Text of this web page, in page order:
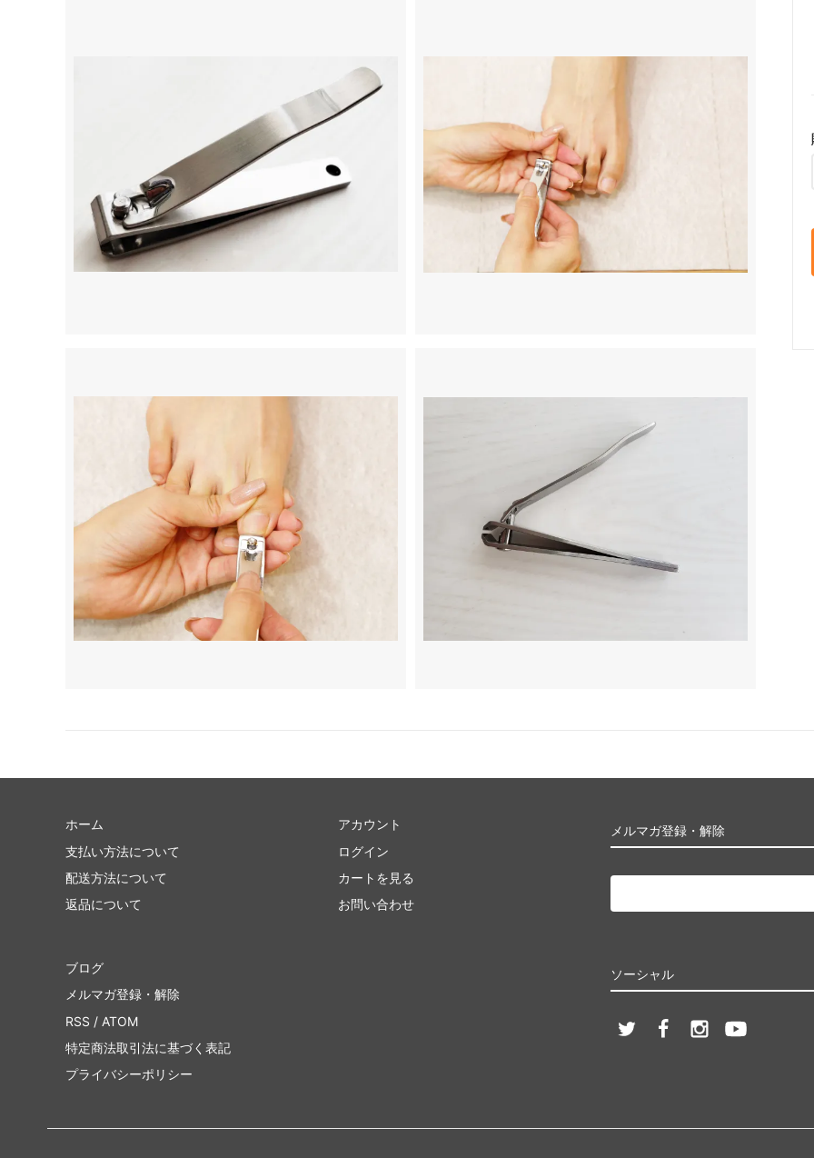
メルマガ登録・解除
ホーム
支払い方法について
配送方法について
返品について
アカウント
ログイン
カートを見る
お問い合わせ
ソーシャル
ブログ
メルマガ登録・解除
RSS / ATOM
特定商法取引法に基づく表記
プライバシーポリシー